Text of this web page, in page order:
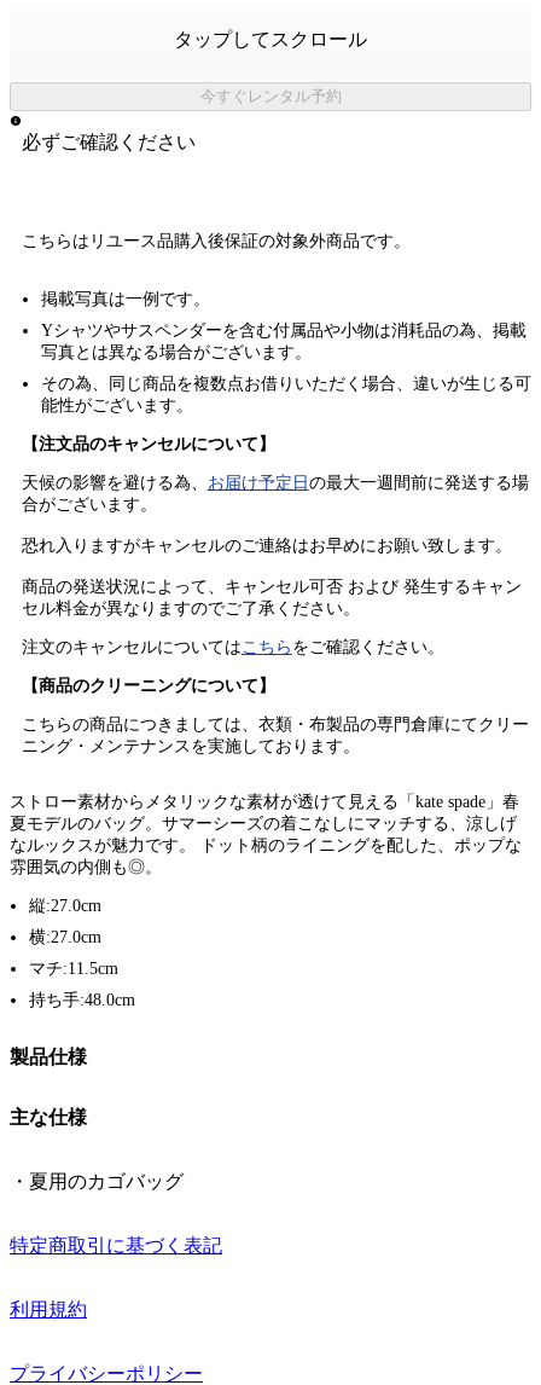
タップしてスクロール
今すぐレンタル予約
必ずご確認ください
こちらはリユース品購入後保証の対象外商品です。
掲載写真は一例です。
Yシャツやサスペンダーを含む付属品や小物は消耗品の為、掲載
写真とは異なる場合がございます。
その為、同じ商品を複数点お借りいただく場合、違いが生じる可
能性がございます。
【注文品のキャンセルについて】
天候の影響を避ける為、 お届け予定日 の最大一週間前に発送する場
合がございます。
恐れ入りますがキャンセルのご連絡はお早めにお願い致します。
商品の発送状況によって、キャンセル可否 および 発生するキャン
セル料金が異なりますのでご了承ください。
注文のキャンセルについてはこちら をご確認ください。
【商品のクリーニングについて】
こちらの商品につきましては、衣類・布製品の専門倉庫にてクリー
ニング・メンテナンスを実施しております。
ストロー素材からメタリックな素材が透けて見える「kate spade」春
夏モデルのバッグ。サマーシーズの着こなしにマッチする、涼しげ
なルックスが魅力です。 ドット柄のライニングを配した、ポップな
雰囲気の内側も◎。
縦:27.0cm
横:27.0cm
マチ:11.5cm
持ち手:48.0cm
製品仕様
主な仕様
・夏用のカゴバッグ
特定商取引に基づく表記
利用規約
プライバシーポリシー